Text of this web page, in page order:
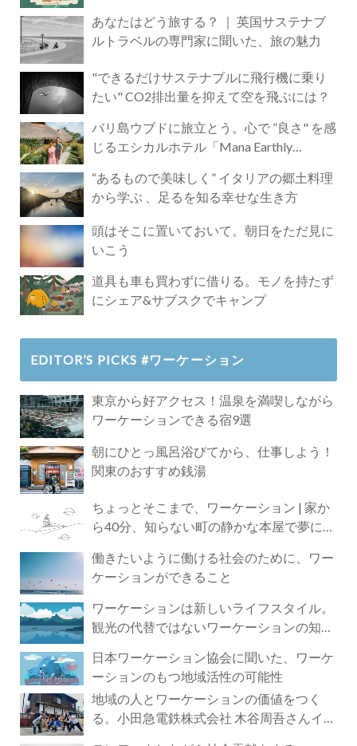
あなたはどう旅する？ ｜ 英国サステナブ
ルトラベルの専門家に聞いた、旅の魅力
"できるだけサステナブルに飛行機に乗り
たい" CO2排出量を抑えて空を飛ぶには？
バリ島ウブドに旅立とう。心で ”良さ" を感
じるエシカルホテル「Mana Earthly
“あるもので美味しく” イタリアの郷土料理
から学ぶ 、足るを知る幸せな生き方
頭はそこに置いておいて。朝日をただ見に
いこう
道具も車も買わずに借りる。モノを持たず
にシェア&サブスクでキャンプ
EDITOR’S PICKS #ワーケーション
東京から好アクセス！温泉を満喫しながら
ワーケーションできる宿9選
朝にひとっ風呂浴びてから、仕事しよう！
関東のおすすめ銭湯
ちょっとそこまで、ワーケーション | 家か
ら40分、知らない町の静かな本屋で夢に近
働きたいように働ける社会のために、ワー
ケーションができること
ワーケーションは新しいライフスタイル。
観光の代替ではないワーケーションの知ら
日本ワーケーション協会に聞いた、ワーケ
ーションのもつ地域活性の可能性
地域の人とワーケーションの価値をつく
る。小田急電鉄株式会社 木谷周吾さんイン